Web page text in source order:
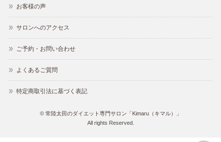
お客様の声
サロンへのアクセス
ご予約・お問い合わせ
よくあるご質問
特定商取引法に基づく表記
© 常陸太田のダイエット専門サロン「Kimaru（キマル）」
All rights Reserved.